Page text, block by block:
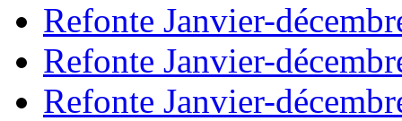
Refonte Janvier-
Refonte Janvier-
Refonte Janvier-